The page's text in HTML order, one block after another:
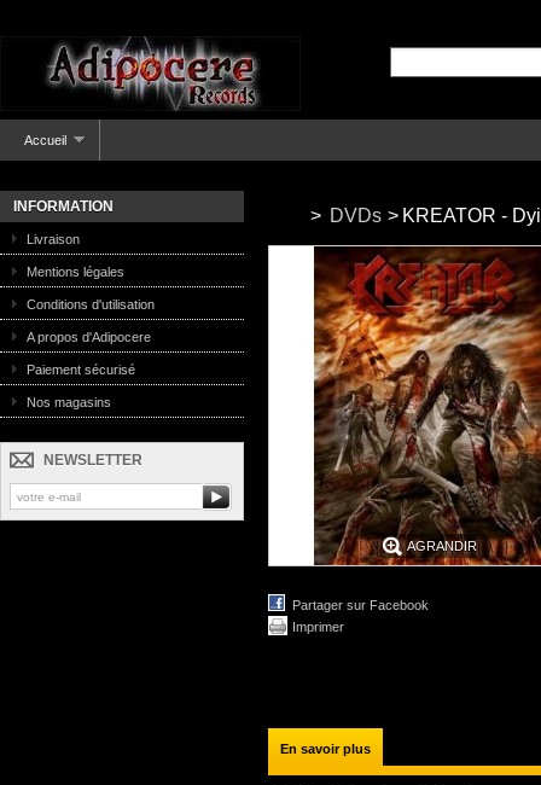
Accueil
INFORMATION
Livraison
Mentions légales
Conditions d'utilisation
A propos d'Adipocere
Paiement sécurisé
Nos magasins
NEWSLETTER
> DVDs > KREATOR -
AGRANDIR
Partager sur Facebook
Imprimer
En savoir plus